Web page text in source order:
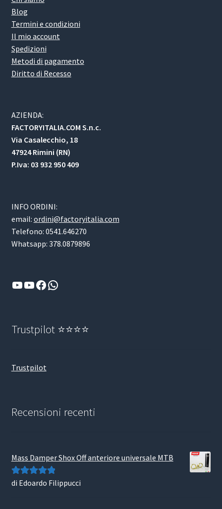
Blog
Termini e condizioni
Il mio account
Spedizioni
Metodi di pagamento
Diritto di Recesso
AZIENDA:
FACTORYITALIA.COM S.n.c.
Via Casalecchio, 18
47924 Rimini (RN)
P.Iva: 03 932 950 409
INFO ORDINI:
email: ordini@factoryitalia.com
Telefono: 0541.646270
Whatsapp: 378.0879896
YouTube
YouTube
Facebook
WhatsApp
Trustpilot ⭐⭐⭐⭐
Trustpilot
Recensioni recenti
Mass Damper Shox Off anteriore universale MTB
Valutato5su
di Edoardo Filippucci